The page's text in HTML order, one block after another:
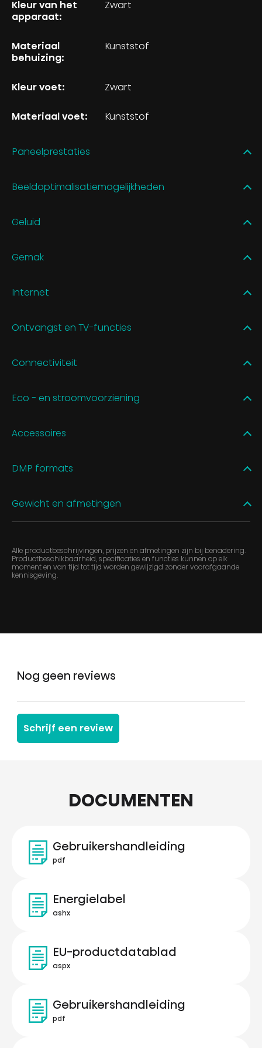
Kleur van het
apparaat:
Zwart
Materiaal
behuizing:
Kunststof
Kleur voet: Zwart
Materiaal voet: Kunststof
Paneelprestaties
Beeldoptimalisatiemogelijkheden
Geluid
Gemak
Internet
Ontvangst en TV-functies
Connectiviteit
Eco - en stroomvoorziening
Accessoires
DMP formats
Gewicht en afmetingen
Alle productbeschrijvingen, prijzen en afmetingen zijn bij benadering.
Productbeschikbaarheid, specificaties en functies kunnen op elk
moment en van tijd tot tijd worden gewijzigd zonder voorafgaande
kennisgeving.
Nog geen reviews
Schrijf een review
DOCUMENTEN
Gebruikershandleiding
pdf
Energielabel
ashx
EU-productdatablad
aspx
Gebruikershandleiding
pdf